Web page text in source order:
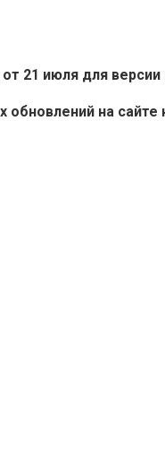
от 21 июля для
обновлений на